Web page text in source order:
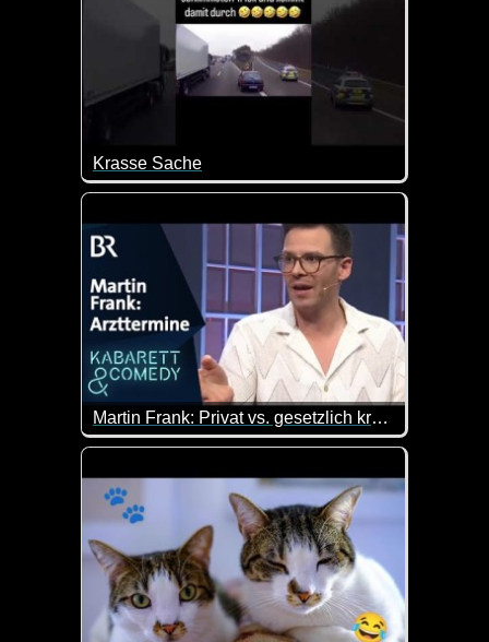
Krasse Sache
Das muss man sich erst mal trauen... Ich könnte
Martin Frank: Privat vs. gesetzlich krankenversichert
Das Thema privat oder gesetzlich versichert und